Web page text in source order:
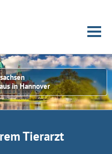
in Hannover
Tierarzt